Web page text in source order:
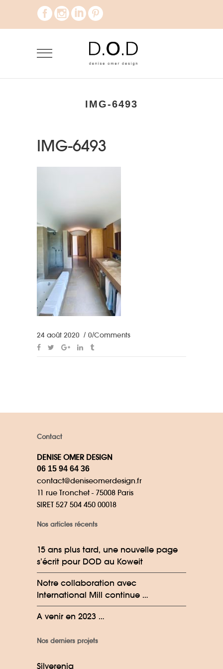
IMG-6493
IMG-6493
24 août 2020 0 Comments
Contact
DENISE OMER DESIGN
06 15 94 64 36
contact@deniseomerdesign.fr
11 rue Tronchet - 75008 Paris
SIRET 527 504 450 00018
Nos articles récents
15 ans plus tard, une nouvelle page
s’écrit pour DOD au Koweit
Notre collaboration avec
International Mill continue …
A venir en 2023 …
Nos derniers projets
Silverenia